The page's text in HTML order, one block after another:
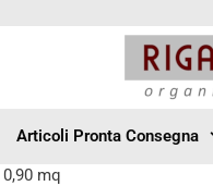
Articoli Pronta Consegna
mq